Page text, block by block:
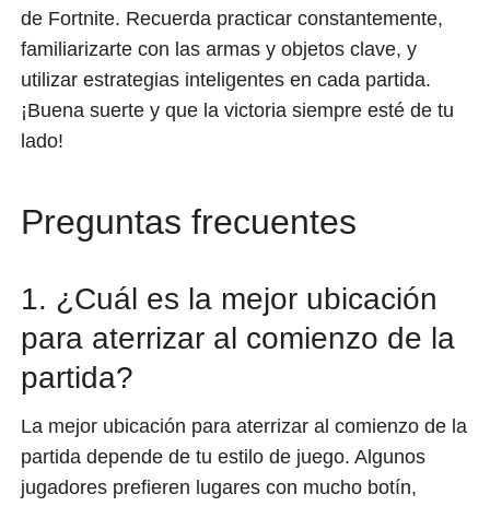
de Fortnite. Recuerda practicar constantemente,
familiarizarte con las armas y objetos clave, y
utilizar estrategias inteligentes en cada partida.
¡Buena suerte y que la victoria siempre esté de tu
lado!
Preguntas frecuentes
1. ¿Cuál es la mejor ubicación
para aterrizar al comienzo de la
partida?
La mejor ubicación para aterrizar al comienzo de la
partida depende de tu estilo de juego. Algunos
jugadores prefieren lugares con mucho botín,